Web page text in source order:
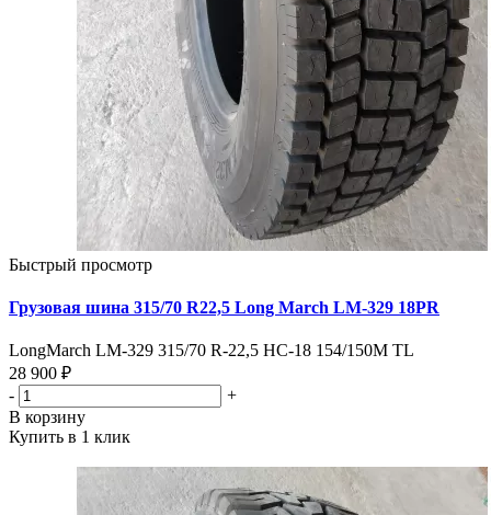
Быстрый просмотр
Грузовая шина 315/70 R22,5 Long March LM-329 18PR
LongMarch LM-329 315/70 R-22,5 НС-18 154/150M TL
28 900 ₽
-
+
В корзину
Купить в 1 клик